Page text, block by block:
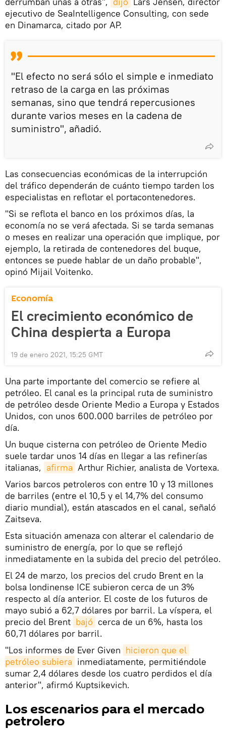
ejecutivo de SeaIntelligence Consulting, con sede
en Dinamarca, citado por AP.
"El efecto no será sólo el simple e inmediato
retraso de la carga en las próximas
semanas, sino que tendrá repercusiones
durante varios meses en la cadena de
suministro", añadió.
Las consecuencias económicas de la interrupción
del tráfico dependerán de cuánto tiempo tarden los
especialistas en reflotar el portacontenedores.
"Si se reflota el banco en los próximos días, la
economía no se verá afectada. Si se tarda semanas
o meses en realizar una operación que implique, por
ejemplo, la retirada de contenedores del buque,
entonces se puede hablar de un daño probable",
opinó Mijail Voitenko.
Economía
El crecimiento económico de
China despierta a Europa
19 de enero 2021, 15:25 GMT
Una parte importante del comercio se refiere al
petróleo. El canal es la principal ruta de suministro
de petróleo desde Oriente Medio a Europa y Estados
Unidos, con unos 600.000 barriles de petróleo por
día.
Un buque cisterna con petróleo de Oriente Medio
suele tardar unos 14 días en llegar a las refinerías
italianas, afirma Arthur Richier, analista de Vortexa.
Varios barcos petroleros con entre 10 y 13 millones
de barriles (entre el 10,5 y el 14,7% del consumo
diario mundial), están atascados en el canal, señaló
Zaitseva.
Esta situación amenaza con alterar el calendario de
suministro de energía, por lo que se reflejó
inmediatamente en la subida del precio del petróleo.
El 24 de marzo, los precios del crudo Brent en la
bolsa londinense ICE subieron cerca de un 3%
respecto al día anterior. El coste de los futuros de
mayo subió a 62,7 dólares por barril. La víspera, el
precio del Brent bajó cerca de un 6%, hasta los
60,71 dólares por barril.
"Los informes de Ever Given hicieron que el
petróleo subiera inmediatamente, permitiéndole
sumar 2,4 dólares desde los cuatro perdidos el día
anterior", afirmó Kuptsikevich.
Los escenarios para el mercado
petrolero